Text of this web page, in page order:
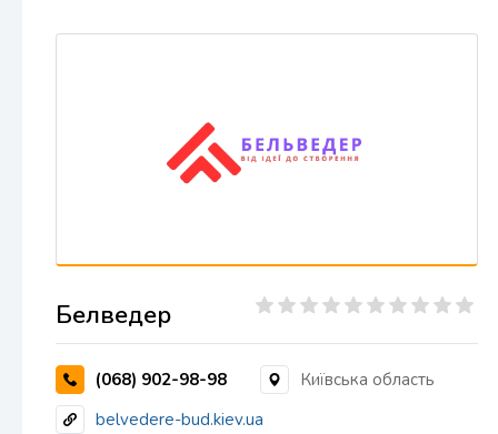
Белведер
(068) 902-98-98
Київська область
belvedere-bud.kiev.ua